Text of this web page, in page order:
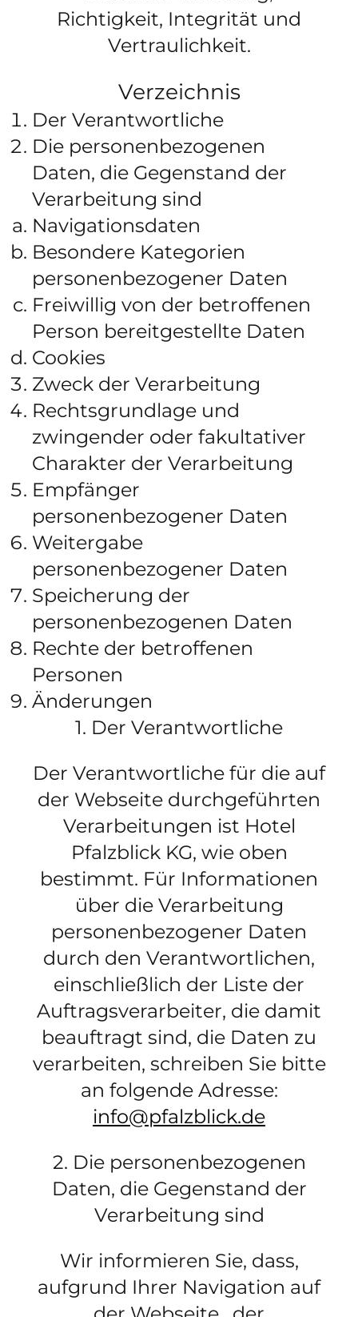
Richtigkeit, Integrität und
Vertraulichkeit.
Verzeichnis
Der Verantwortliche
Die personenbezogenen
Daten, die Gegenstand der
Verarbeitung sind
Navigationsdaten
Besondere Kategorien
personenbezogener Daten
Freiwillig von der betroffenen
Person bereitgestellte Daten
Cookies
Zweck der Verarbeitung
Rechtsgrundlage und
zwingender oder fakultativer
Charakter der Verarbeitung
Empfänger
personenbezogener Daten
Weitergabe
personenbezogener Daten
Speicherung der
personenbezogenen Daten
Rechte der betroffenen
Personen
Änderungen
1. Der Verantwortliche
Der Verantwortliche für die auf
der Webseite durchgeführten
Verarbeitungen ist Hotel
Pfalzblick KG, wie oben
bestimmt. Für Informationen
über die Verarbeitung
personenbezogener Daten
durch den Verantwortlichen,
einschließlich der Liste der
Auftragsverarbeiter, die damit
beauftragt sind, die Daten zu
verarbeiten, schreiben Sie bitte
an folgende Adresse:
info@pfalzblick.de
2. Die personenbezogenen
Daten, die Gegenstand der
Verarbeitung sind
Wir informieren Sie, dass,
aufgrund Ihrer Navigation auf